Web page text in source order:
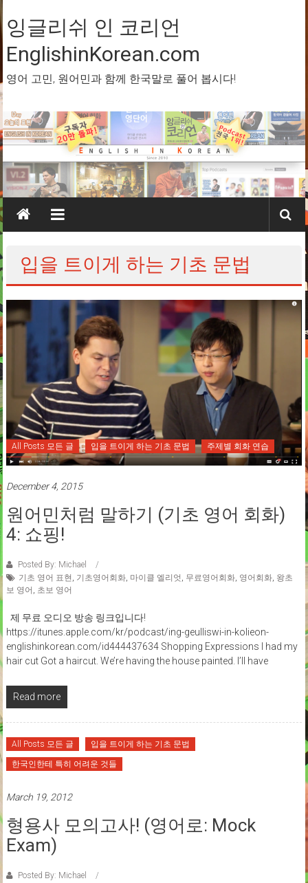
Skip
to
content
잉글리쉬 인 코리언
EnglishinKorean.com
영어 고민, 원어민과 함께 한국말로 풀어 봅시다!
입을 트이게 하는 기초 문법
All Posts 모든 글 입을 트이게 하는 기초 문법 주제별 회화 연습
December 4, 2015
원어민처럼 말하기 (기초 영어 회화)
4: 쇼핑!
Posted By: Michael
기초 영어 표현 , 기초영어회화, 마이클 엘리엇 , 무료영어회화, 영어회화, 왕초
보 영어 , 초보 영어
제 무료 오디오 방송 링크입니다!
https://itunes.apple.com/kr/podcast/ing-geulliswi-in-kolieon-
englishinkorean.com/id444437634 Shopping Expressions I had my
hair cut Got a haircut. We’re having the house painted. I’ll have
Read more
All Posts 모든 글 입을 트이게 하는 기초 문법
한국인한테 특히 어려운 것들
March 19, 2012
형용사 모의고사! (영어로: Mock
Exam)
Posted By: Michael